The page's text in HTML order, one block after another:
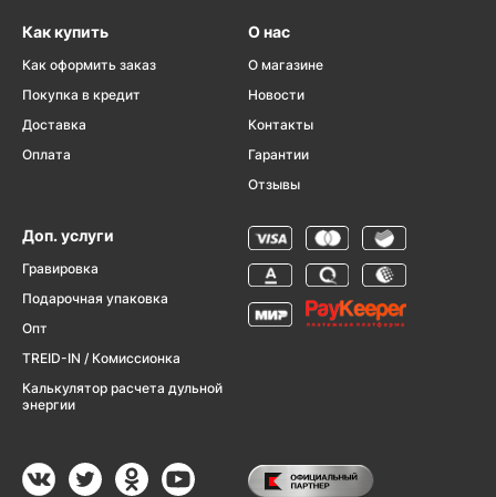
Как купить
Как оформить заказ
Покупка в кредит
Доставка
Оплата
О нас
О магазине
Новости
Контакты
Гарантии
Отзывы
Доп. услуги
Гравировка
Подарочная упаковка
Опт
TREID-IN / Комиссионка
Калькулятор расчета дульной
энергии